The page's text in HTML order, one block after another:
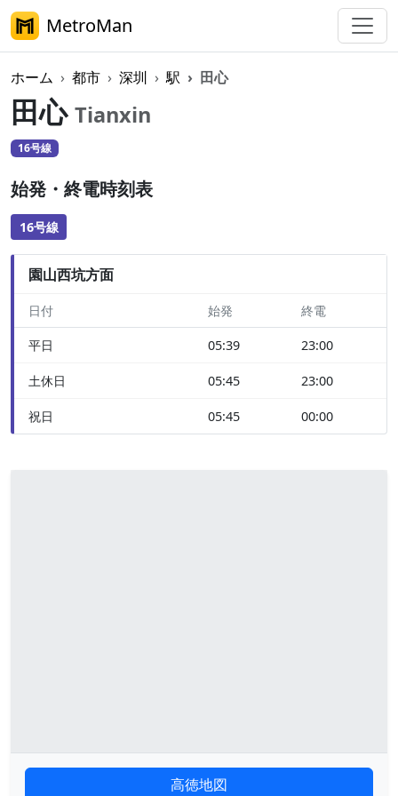
MetroMan
ホーム 都市 深圳 駅 田心
田心 Tianxin
16号線
始発・終電時刻表
16号線
園山西坑方面
日付 始発 終電
平日 05:39 23:00
土休日 05:45 23:00
祝日 05:45 00:00
高徳地図